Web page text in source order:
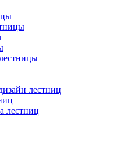
лестниц
лестниц